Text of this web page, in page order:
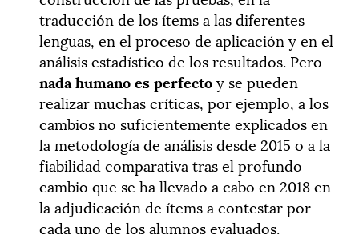
traducción de los ítems a las diferentes
lenguas, en el proceso de aplicación y en el
análisis estadístico de los resultados. Pero
nada humano es perfectoy se pueden
realizar muchas críticas, por ejemplo, a los
cambios no suficientemente explicados en
la metodología de análisis desde 2015 o a la
fiabilidad comparativa tras el profundo
cambio que se ha llevado a cabo en 2018 en
la adjudicación de ítems a contestar por
cada uno de los alumnos evaluados.